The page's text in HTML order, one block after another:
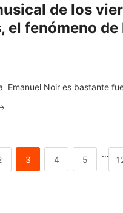
de los
el fenómeno de
Emanuel Noir es bastante
3 4 5
…